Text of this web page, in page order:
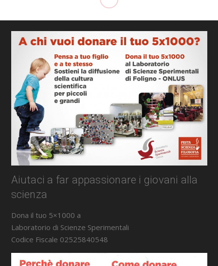
Aiutaci a far appassionare i giovani alla
scienza
Dona il tuo 5×1000 a
Laboratorio di Scienze Sperimentali
Codice Fiscale 02525840548